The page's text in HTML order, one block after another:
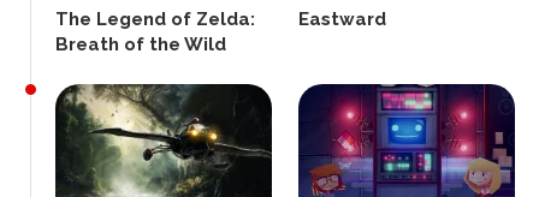
The Legend of Zelda:
Breath of the Wild
Eastward